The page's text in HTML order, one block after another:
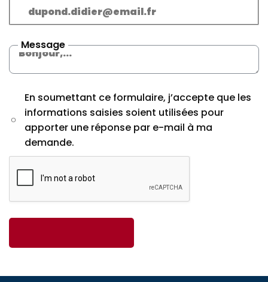
Message
En soumettant ce formulaire, j’accepte que les
informations saisies soient utilisées pour
apporter une réponse par e-mail à ma
demande.